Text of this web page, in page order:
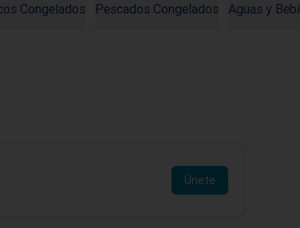
Congelados Pescados Congelados Aguas y
Únete